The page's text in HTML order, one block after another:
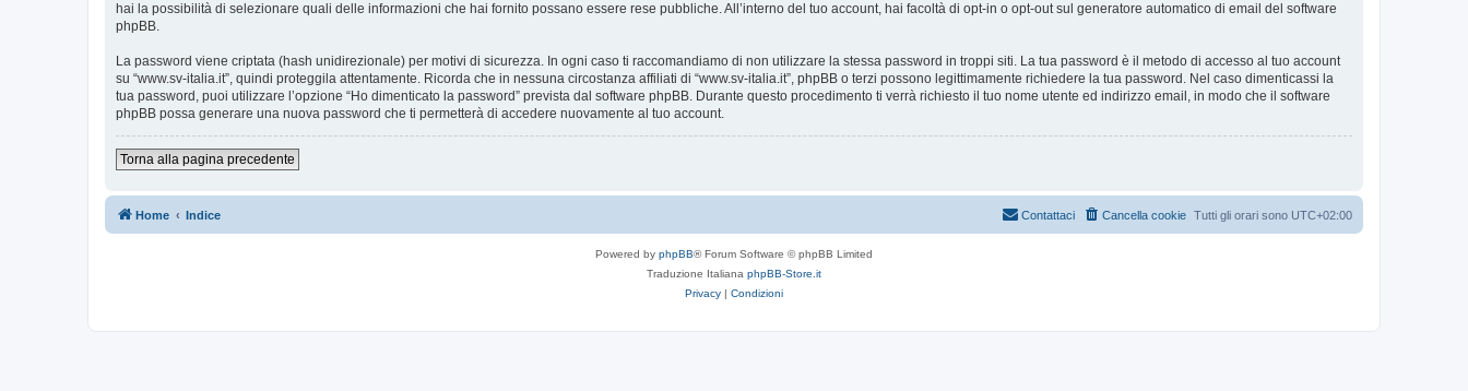
hai la possibilità di selezionare quali delle informazioni che hai fornito possano essere rese pubbliche. All’interno del tuo account, hai facoltà di opt-in o opt-out sul generatore automatico di email del software
phpBB.
La password viene criptata (hash unidirezionale) per motivi di sicurezza. In ogni caso ti raccomandiamo di non utilizzare la stessa password in troppi siti. La tua password è il metodo di accesso al tuo account
su “www.sv-italia.it”, quindi proteggila attentamente. Ricorda che in nessuna circostanza affiliati di “www.sv-italia.it”, phpBB o terzi possono legittimamente richiedere la tua password. Nel caso dimenticassi la
tua password, puoi utilizzare l’opzione “Ho dimenticato la password” prevista dal software phpBB. Durante questo procedimento ti verrà richiesto il tuo nome utente ed indirizzo email, in modo che il software
phpBB possa generare una nuova password che ti permetterà di accedere nuovamente al tuo account.
Torna alla pagina precedente
Home Indice Tutti gli orari sono UTC+02:00
Cancella cookie
Contattaci
Powered by phpBB® Forum Software © phpBB Limited
Traduzione Italiana phpBB-Store.it
Privacy | Condizioni